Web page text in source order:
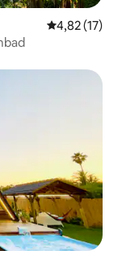
Gemiddelde
4,82 (17)